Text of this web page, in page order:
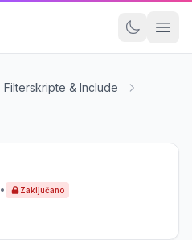
Filterskripte & Include
• Zaključano